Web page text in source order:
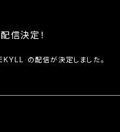
信決定！
の配信が決定しました。